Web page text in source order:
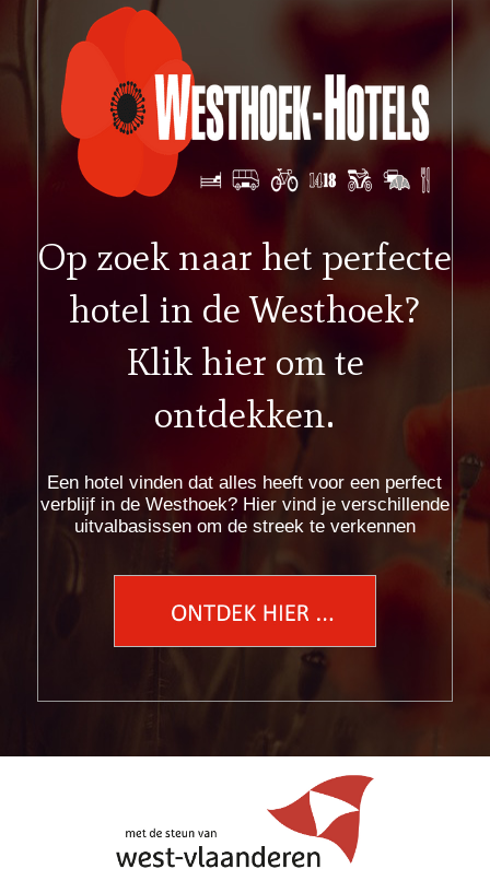
Op zoek naar het perfecte
hotel in de Westhoek?
Klik hier om te
ontdekken.
Een hotel vinden dat alles heeft voor een perfect
verblijf in de Westhoek? Hier vind je verschillende
uitvalbasissen om de streek te verkennen